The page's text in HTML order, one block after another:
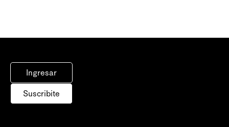
Ingresar
Suscribite